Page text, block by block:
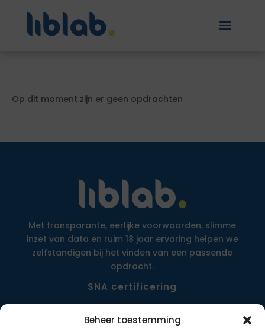
Beheer toestemming
Op dit moment zijn er geen opdrachten
Met transparante, eerlijke voorwaarden, slimme
inzet van data en ruim 18 jaar ervaring helpen we
zelfstandigen bij het vinden van een passende
opdracht.
SNA certificering